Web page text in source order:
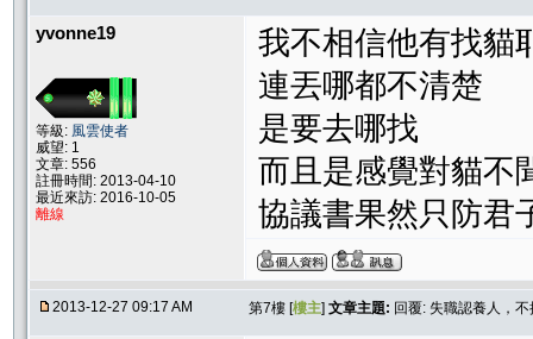
yvonne19
等級: 風雲使者
威望: 1
文章: 556
註冊時間: 2013-04-10
最近來訪: 2016-10-05
離線
我不相信他有找貓
連丟哪都不清楚
是要去哪找
而且是感覺對貓不
協議書果然只防君
2013-12-27 09:17 AM 第7樓 [樓主] 文章主題: 回覆: 失職認養人，